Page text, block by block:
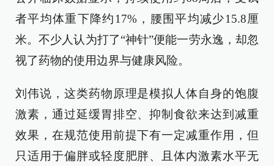
者平均体重下降约17%，腰围平均减少15.8厘
米。不少人认为打了“神针”便能一劳永逸，却忽
视了药物的使用边界与健康风险。
刘伟说，这类药物原理是模拟人体自身的饱腹
激素，通过延缓胃排空、抑制食欲来达到减重
效果，在规范使用前提下有一定减重作用，但
只适用于偏胖或轻度肥胖、且体内激素水平无